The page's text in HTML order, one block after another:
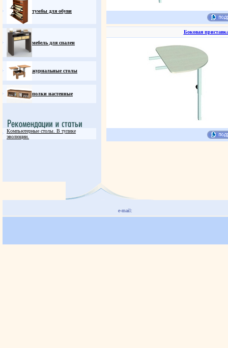
тумбы для обуви
мебель для спален
журнальные столы
полки настенные
Компьютерные столы. В тупике
эволюции.
Боковая
e-mail: